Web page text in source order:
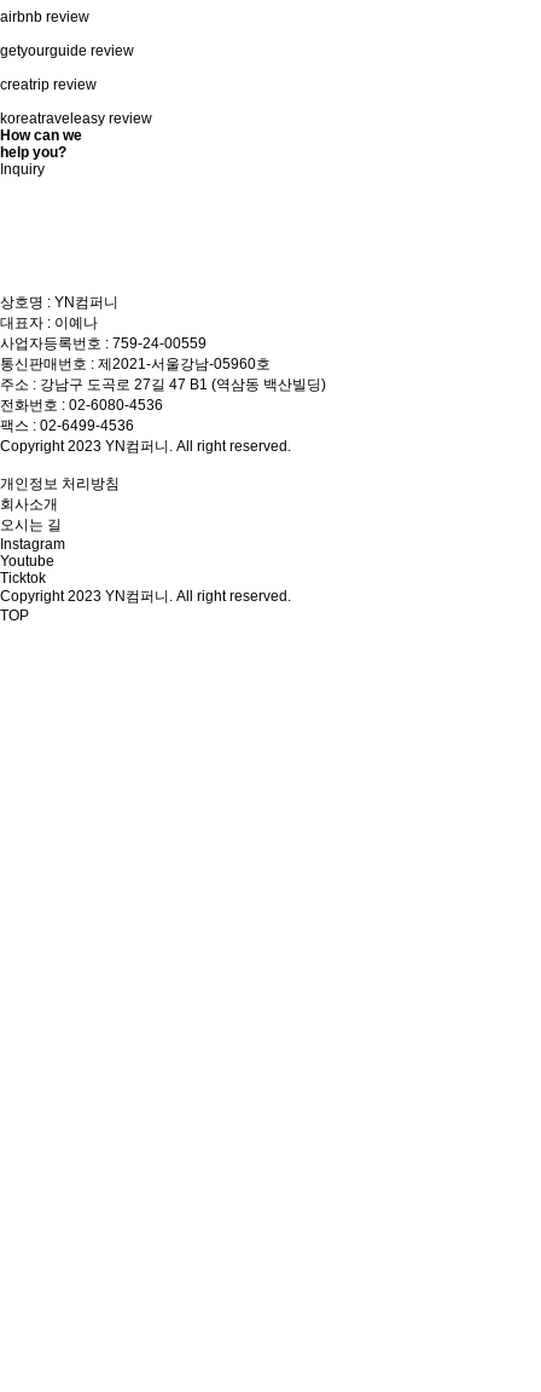
airbnb review
getyourguide review
creatrip review
koreatraveleasy review
How can we
help you?
Inquiry
상호명 : YN컴퍼니
대표자 : 이예나
사업자등록번호 : 759-24-00559
통신판매번호 : 제2021-서울강남-05960호
주소 : 강남구 도곡로 27길 47 B1 (역삼동 백산빌딩)
전화번호 : 02-6080-4536
팩스 : 02-6499-4536
Copyright 2023 YN컴퍼니. All right reserved.
개인정보 처리방침
회사소개
오시는 길
Instagram
Youtube
Ticktok
Copyright 2023 YN컴퍼니. All right reserved.
TOP